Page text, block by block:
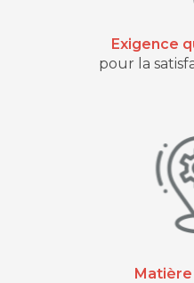
Exigence
pour la